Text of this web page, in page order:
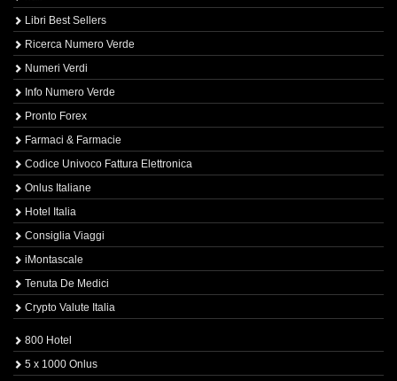
Libri Best Sellers
Ricerca Numero Verde
Numeri Verdi
Info Numero Verde
Pronto Forex
Farmaci & Farmacie
Codice Univoco Fattura Elettronica
Onlus Italiane
Hotel Italia
Consiglia Viaggi
iMontascale
Tenuta De Medici
Crypto Valute Italia
800 Hotel
5 x 1000 Onlus